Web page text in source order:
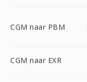
CGM naar PBM
CGM naar EXR